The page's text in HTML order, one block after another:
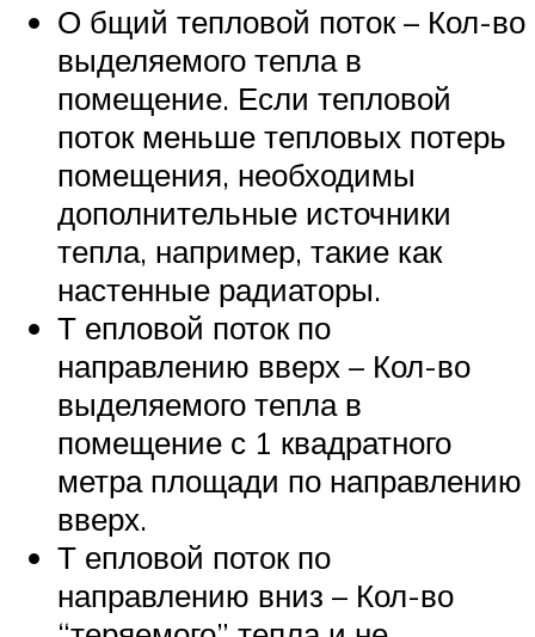
О бщий тепловой поток – Кол-во
выделяемого тепла в
помещение. Если тепловой
поток меньше тепловых потерь
помещения, необходимы
дополнительные источники
тепла, например, такие как
настенные радиаторы.
Т епловой поток по
направлению вверх – Кол-во
выделяемого тепла в
помещение с 1 квадратного
метра площади по направлению
вверх.
Т епловой поток по
направлению вниз – Кол-во